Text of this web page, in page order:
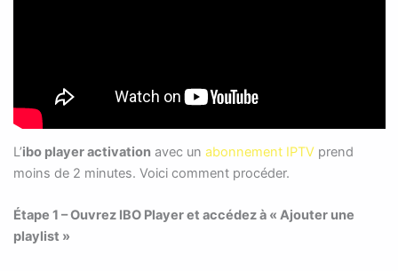
L’ibo player activationavec un abonnement IPTVprend
moins de 2 minutes. Voici comment procéder.
Étape 1 – Ouvrez IBO Player et accédez à « Ajouter une
playlist »